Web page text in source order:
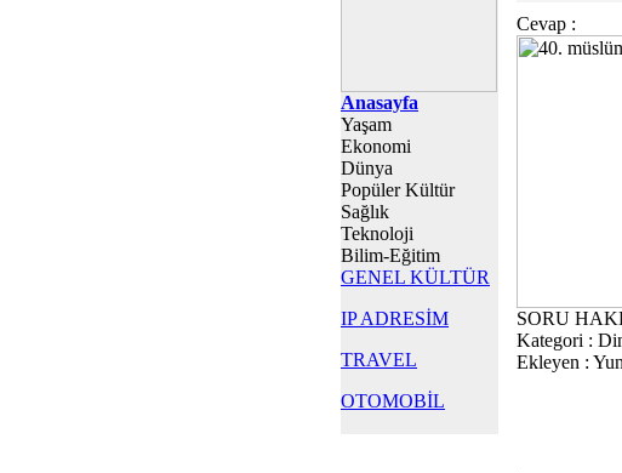
Anasayfa
Yaşam
Ekonomi
Dünya
Popüler Kültür
Sağlık
Teknoloji
Bilim-Eğitim
GENEL KÜLTÜR
IP ADRESİM
TRAVEL
OTOMOBİL
Cevap :
SORU
Kategori :
Ekleyen :